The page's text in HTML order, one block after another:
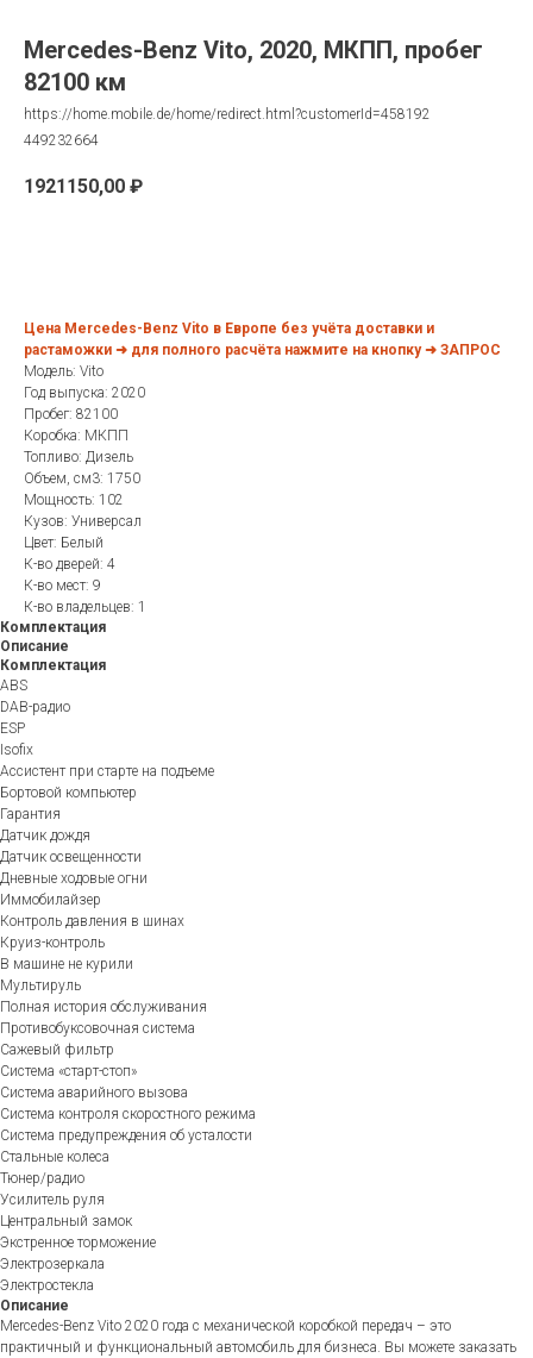
Mercedes-Benz Vito, 2020, МКПП, пробег
82100 км
https://home.mobile.de/home/redirect.html?customerId=458192
449232664
1921150,00 ₽
Цена Mercedes-Benz Vito в Европе без учёта доставки и
растаможки ➜ для полного расчёта нажмите на кнопку ➜ ЗАПРОС
Модель: Vito
Год выпуска: 2020
Пробег: 82100
Коробка: МКПП
Топливо: Дизель
Объем, см3: 1750
Мощность: 102
Кузов: Универсал
Цвет: Белый
К-во дверей: 4
К-во мест: 9
К-во владельцев: 1
Комплектация
Описание
Комплектация
ABS
DAB-радио
ESP
Isofix
Ассистент при старте на подъеме
Бортовой компьютер
Гарантия
Датчик дождя
Датчик освещенности
Дневные ходовые огни
Иммобилайзер
Контроль давления в шинах
Круиз-контроль
В машине не курили
Мультируль
Полная история обслуживания
Противобуксовочная система
Сажевый фильтр
Система «старт-стоп»
Система аварийного вызова
Система контроля скоростного режима
Система предупреждения об усталости
Стальные колеса
Тюнер/радио
Усилитель руля
Центральный замок
Экстренное торможение
Электрозеркала
Электростекла
Описание
Mercedes-Benz Vito 2020 года с механической коробкой передач – это
практичный и функциональный автомобиль для бизнеса. Вы можете заказать